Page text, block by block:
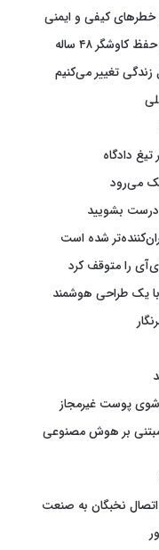
زندگی تغییر می‌کنیم
درست بشویید
شده است
را متوقف کرد
پوست غیرمجاز
مبتنی بر هوش مصنوعی
اتصال نخبگان به صنعت